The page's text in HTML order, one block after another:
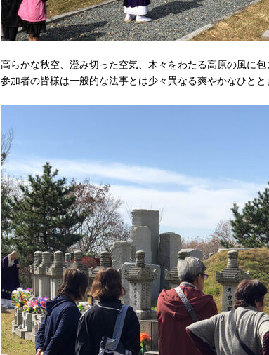
高らかな秋空、澄み切った空気、木々をわたる高原の風に
参加者の皆様は一般的な法事とは少々異なる爽やかなひとと